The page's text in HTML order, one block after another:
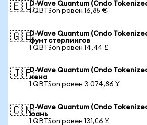
🇪🇺D-Wave Quantum (Ondo
1 QBTSon равен 16,85 €
🇬🇧D-Wave Quantum (Ondo
фунт стерлингов
1 QBTSon равен 14,44 £
🇯🇵D-Wave Quantum (Ondo
иена
1 QBTSon равен 3 074,86 ¥
🇨🇳D-Wave Quantum (Ondo
юань
1 QBTSon равен 131,06 ¥